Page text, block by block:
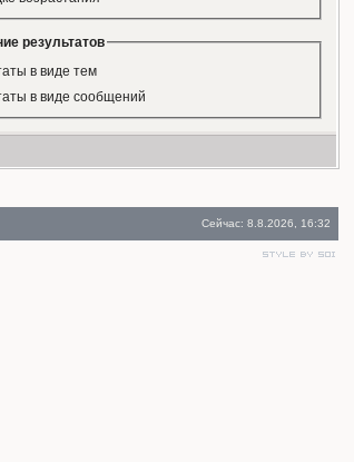
результатов
в виде тем
в виде сообщений
Сейчас: 8.8.2026, 16:32